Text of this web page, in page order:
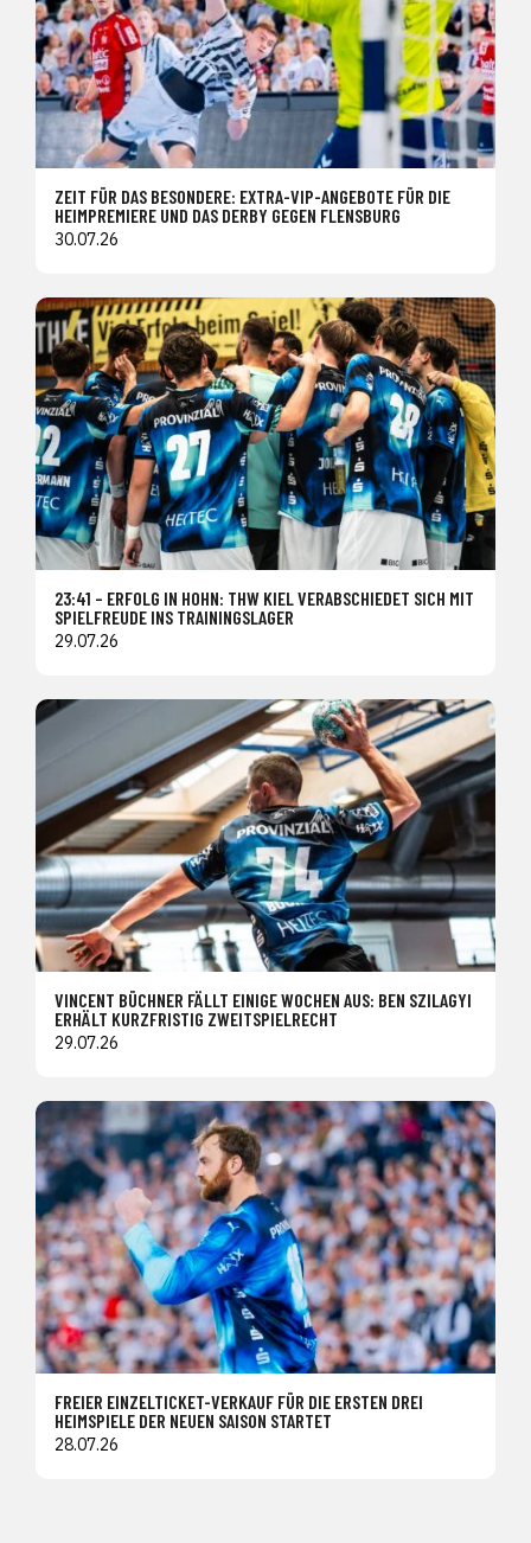
ZEIT FÜR DAS BESONDERE: EXTRA-VIP-ANGEBOTE FÜR DIE
HEIMPREMIERE UND DAS DERBY GEGEN FLENSBURG
30.07.26
23:41 – ERFOLG IN HOHN: THW KIEL VERABSCHIEDET SICH MIT
SPIELFREUDE INS TRAININGSLAGER
29.07.26
VINCENT BÜCHNER FÄLLT EINIGE WOCHEN AUS: BEN SZILAGYI
ERHÄLT KURZFRISTIG ZWEITSPIELRECHT
29.07.26
FREIER EINZELTICKET-VERKAUF FÜR DIE ERSTEN DREI
HEIMSPIELE DER NEUEN SAISON STARTET
28.07.26